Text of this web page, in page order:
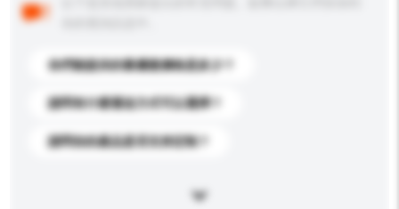
你們能提供的最優惠價格是多少？
請問有什麼運送方式可以選擇？
請問你的產品是否支持定制？